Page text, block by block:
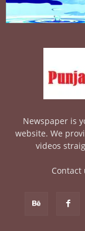
Newspaper is
website. We
videos
Contact